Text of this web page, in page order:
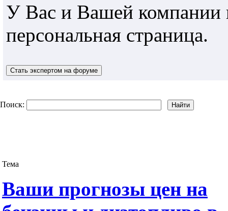
У Вас и Вашей компании
персональная страница.
Поиск:
Тема
Ваши прогнозы цен на